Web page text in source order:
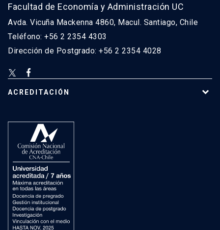
Facultad de Economía y Administración UC
Avda. Vicuña Mackenna 4860, Macul. Santiago, Chile
Teléfono: +56 2 2354 4303
Dirección de Postgrado: +56 2 2354 4028
ACREDITACIÓN